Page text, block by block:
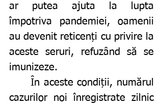
ar putea ajuta la lupta
împotriva pandemiei, oamenii
au devenit reticenți cu privire la
aceste seruri, refuzând să se
imunizeze.
cazurilor noi înregistrate zilnic